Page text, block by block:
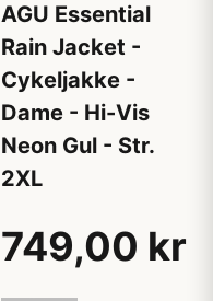
AGU Essential
Rain Jacket -
Cykeljakke -
Dame - Hi-Vis
Neon Gul - Str.
2XL
749,00 kr